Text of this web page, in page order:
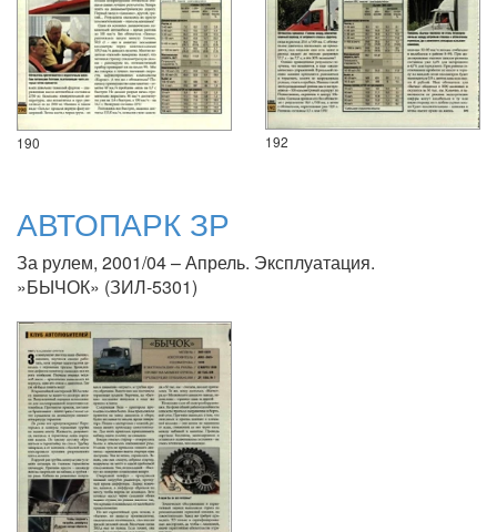
190 192
АВТОПАРК ЗР
За рулем, 2001/04 – Апрель. Эксплуатация.
»БЫЧОК» (ЗИЛ-5301)